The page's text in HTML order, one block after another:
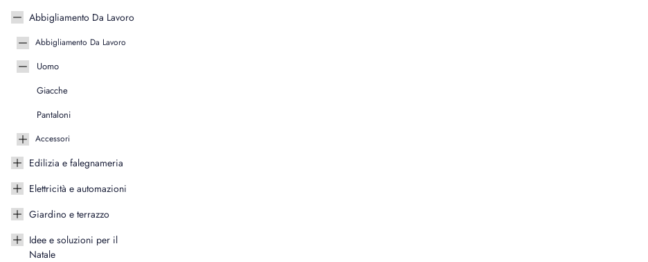
Abbigliamento Da Lavoro
Abbigliamento Da Lavoro
Uomo
Giacche
Pantaloni
Accessori
Edilizia e falegnameria
Elettricità e automazioni
Giardino e terrazzo
Idee e soluzioni per il
Natale